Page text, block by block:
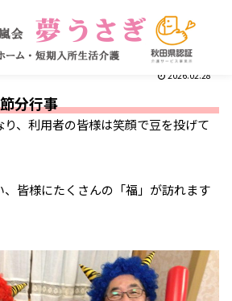
2026.02.28
分行事
、利用者の皆様は笑顔で豆を投げて
皆様にたくさんの「福」が訪れます